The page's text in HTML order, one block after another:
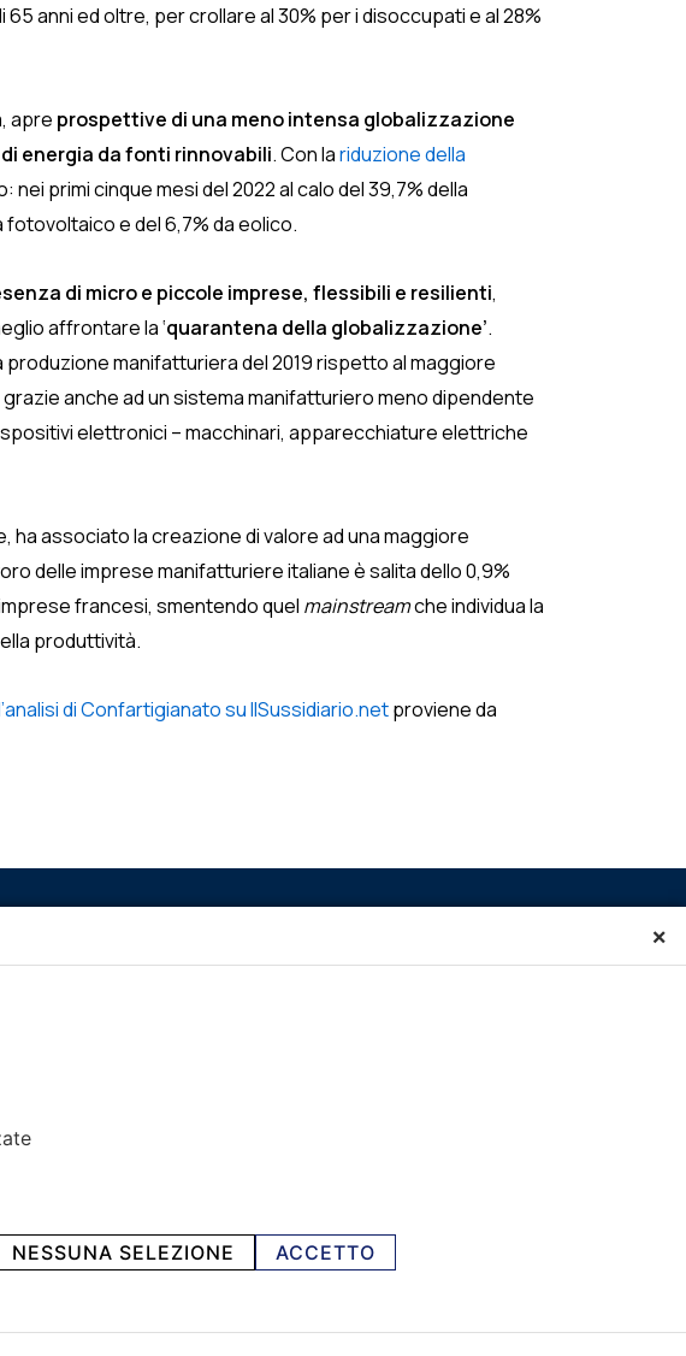
anni ed oltre, per crollare al 30% per i disoccupati e al 28%
apre prospettive di una meno intensa globalizzazione
energia da fonti rinnovabili. Con lariduzione della
primi cinque mesi del 2022 al calo del 39,7% della
e del 6,7% da eolico.
di micro e piccole imprese, flessibili e resilienti,
affrontare la ‘quarantena della globalizzazione’.
produzione manifatturiera del 2019 rispetto al maggiore
anche ad un sistema manifatturiero meno dipendente
elettronici – macchinari, apparecchiature elettriche
associato la creazione di valore ad una maggiore
delle imprese manifatturiere italiane è salita dello 0,9%
francesi, smentendo quel mainstreamche individua la
produttività.
di Confartigianato su IlSussidiario.netproviene da
Ex L. 124/2017
×
NESSUNA SELEZIONE ACCETTO